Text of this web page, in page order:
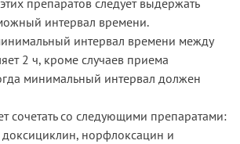
интервал времени.
интервал времени между
2 ч, кроме случаев приема
минимальный интервал должен
сочетать со следующими препаратами:
норфлоксацин и